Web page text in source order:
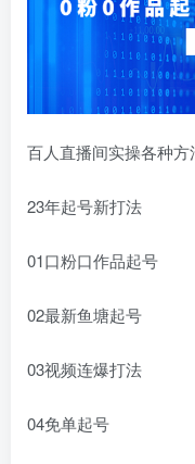
百人直播间实操各种方
23年起号新打法
01口粉口作品起号
02最新鱼塘起号
03视频连爆打法
04免单起号